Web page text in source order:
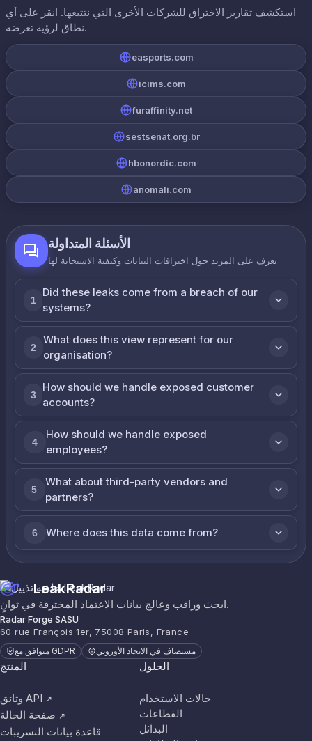
استكشف تقارير الاختراق للشركات الأخرى التي نتتبعها. انقر على أي
نطاق لرؤية تعرضه.
easports.com
icims.com
furaffinity.net
sestsenat.org.br
hbonordic.com
anomali.com
الأسئلة المتداولة
تعرف على المزيد حول اختراقات البيانات وكيفية الاستجابة لها
1
Did these leaks come from a breach of our
systems?
2
What does this view represent for our
organisation?
3
How should we handle exposed customer
accounts?
4
How should we handle exposed
employees?
5
What about third-party vendors and
partners?
6 Where does this data come from?
LeakRadar
ابحث وراقب وعالج بيانات الاعتماد المخترقة في ثوانٍ.
Radar Forge SASU
60 rue François 1er, 75008 Paris, France
متوافق مع GDPR مستضاف في الاتحاد الأوروبي
المنتج
وثائق API ↗
صفحة الحالة ↗
قاعدة بيانات التسريبات
الحلول
حالات الاستخدام
القطاعات
البدائل